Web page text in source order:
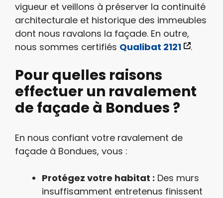
vigueur et veillons à préserver la continuité
architecturale et historique des immeubles
dont nous ravalons la façade. En outre,
nous sommes certifiés Qualibat 2121 .
Pour quelles raisons
effectuer un ravalement
de façade à Bondues ?
En nous confiant votre ravalement de
façade à Bondues, vous :
Protégez votre habitat : Des murs
insuffisamment entretenus finissent